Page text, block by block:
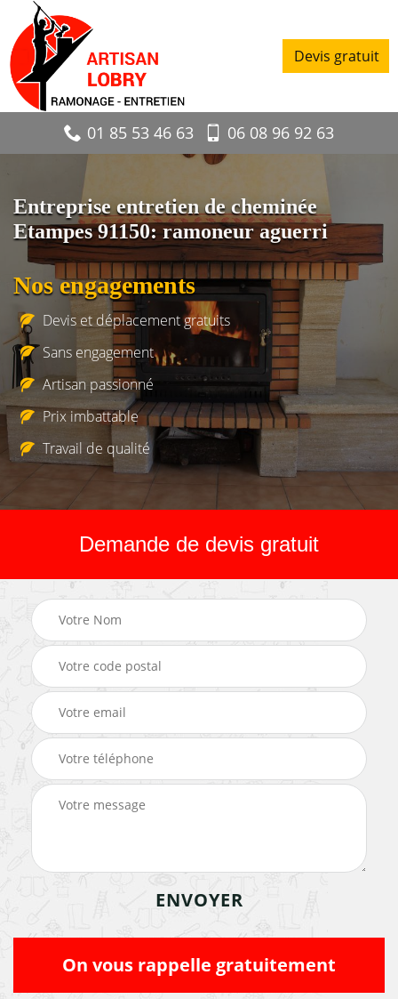
Devis gratuit
01 85 53 46 63 06 08 96 92 63
Entreprise entretien de cheminée
Etampes 91150: ramoneur aguerri
Nos engagements
Devis et déplacement gratuits
Sans engagement
Artisan passionné
Prix imbattable
Travail de qualité
Demande de devis gratuit
On vous rappelle gratuitement